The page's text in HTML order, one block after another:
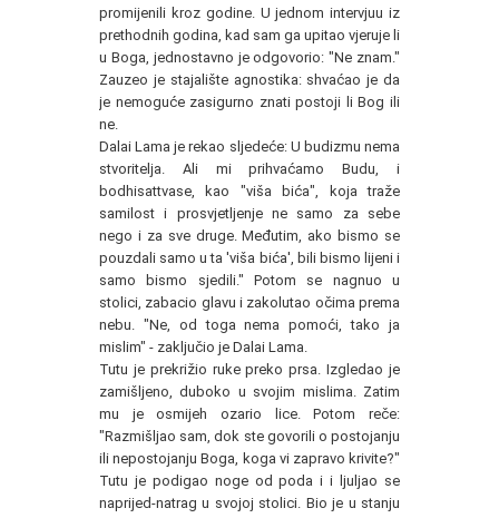
promijenili kroz godine. U jednom intervjuu iz
prethodnih godina, kad sam ga upitao vjeruje li
u Boga, jednostavno je odgovorio: "Ne znam."
Zauzeo je stajalište agnostika: shvaćao je da
je nemoguće zasigurno znati postoji li Bog ili
ne.
Dalai Lama je rekao sljedeće: U budizmu nema
stvoritelja. Ali mi prihvaćamo Budu, i
bodhisattvase, kao "viša bića", koja traže
samilost i prosvjetljenje ne samo za sebe
nego i za sve druge. Međutim, ako bismo se
pouzdali samo u ta 'viša bića', bili bismo lijeni i
samo bismo sjedili." Potom se nagnuo u
stolici, zabacio glavu i zakolutao očima prema
nebu. "Ne, od toga nema pomoći, tako ja
mislim" - zaključio je Dalai Lama.
Tutu je prekrižio ruke preko prsa. Izgledao je
zamišljeno, duboko u svojim mislima. Zatim
mu je osmijeh ozario lice. Potom reče:
"Razmišljao sam, dok ste govorili o postojanju
ili nepostojanju Boga, koga vi zapravo krivite?"
Tutu je podigao noge od poda i i ljuljao se
naprijed-natrag u svojoj stolici. Bio je u stanju